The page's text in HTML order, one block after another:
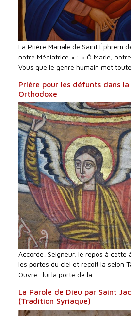
La Prière Mariale de Saint Éphrem
notre Médiatrice » : « Ô Marie,
Vous que le genre humain met
Prière pour les défunts dans
Orthodoxe
Accorde, Seigneur, le repos à cette
les portes du ciel et reçoit la selon
Ouvre- lui la porte de la...
La Parole de Dieu par Saint
(Tradition Syriaque)